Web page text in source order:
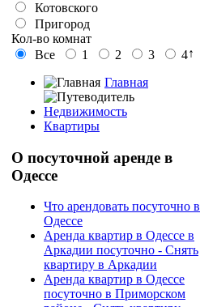
Котовского
Пригород
Кол-во комнат
Все
1 2 3 4↑
Главная
Недвижимость
Квартиры
О посуточной аренде в
Одессе
Что арендовать посуточно в
Одессе
Аренда квартир в Одессе в
Аркадии посуточно - Снять
квартиру в Аркадии
Аренда квартир в Одессе
посуточно в Приморском